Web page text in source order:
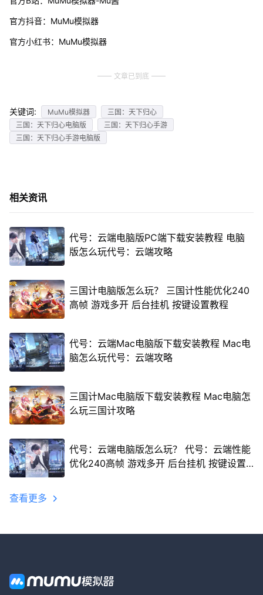
官方抖音：MuMu模拟器
官方小红书：MuMu模拟器
文章已到底
关键词: MuMu模拟器
三国：天下归心
三国：天下归心电脑版
三国：天下归心手游
三国：天下归心手游电脑版
相关资讯
代号：云端电脑版PC端下载安装教程 电脑
版怎么玩代号：云端攻略
三国计电脑版怎么玩？ 三国计性能优化240
高帧 游戏多开 后台挂机 按键设置教程
代号：云端Mac电脑版下载安装教程 Mac电
脑怎么玩代号：云端攻略
三国计Mac电脑版下载安装教程 Mac电脑怎
么玩三国计攻略
代号：云端电脑版怎么玩？ 代号：云端性能
优化240高帧 游戏多开 后台挂机 按键设置
查看更多